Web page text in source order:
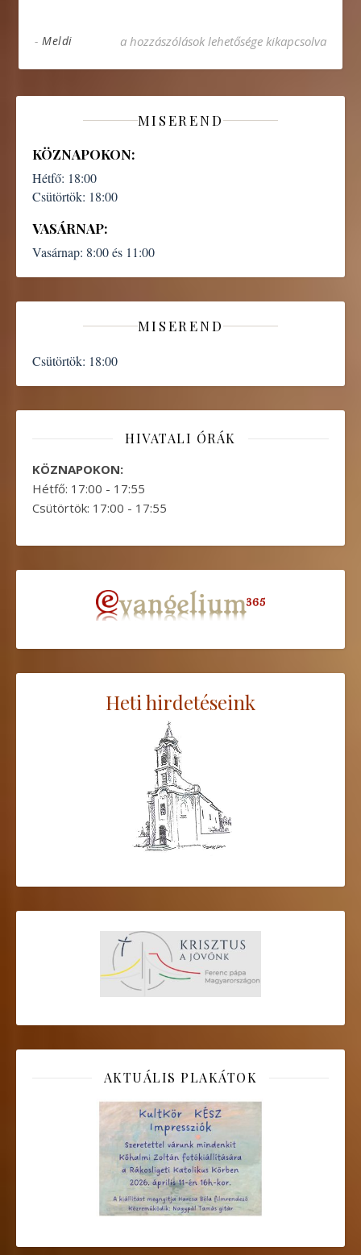
- Meldi A képviselőtestületi tagságra fölterjesztettek
a hozzászólások lehetősége kikapcsolva
MISEREND
KÖZNAPOKON:
Hétfő: 18:00
Csütörtök: 18:00
VASÁRNAP:
Vasárnap: 8:00 és 11:00
MISEREND
Csütörtök: 18:00
HIVATALI ÓRÁK
KÖZNAPOKON:
Hétfő: 17:00 - 17:55
Csütörtök: 17:00 - 17:55
Heti hirdetéseink
AKTUÁLIS PLAKÁTOK